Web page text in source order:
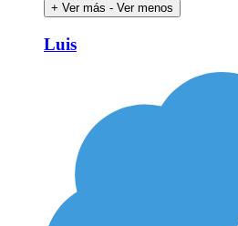
+ Ver más - Ver menos
Luis